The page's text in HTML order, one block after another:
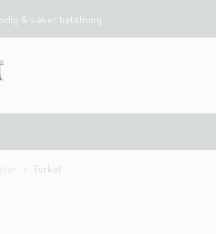
& säker betalning
Torkat